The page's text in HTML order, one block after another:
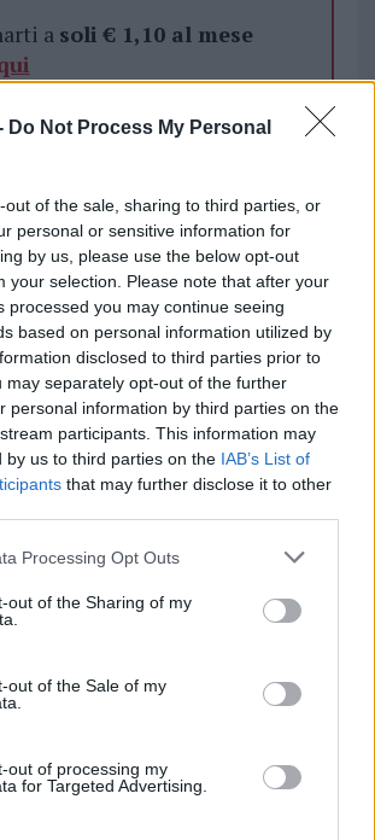
Do Not Process My Personal
out of the sale, sharing to third parties, or
personal or sensitive information for
by us, please use the below opt-out
your selection. Please note that after your
processed you may continue seeing
based on personal information utilized by
disclosed to third parties prior to
may separately opt-out of the further
personal information by third parties on the
participants. This information may
by us to third parties on the IAB’s List of
that may further disclose it to other
website/app uses one or more Google
visit or usage behaviour. You may click to
to Google and its third-party tags to
below specified purposes in below Google
Processing Opt Outs
out of the Sharing of my
out of the Sale of my
out of processing my
for Targeted Advertising.
a soli € 1,10 al mese
l'accesso andando nella
dal menù del sito o
Costa Smeralda Aga Khan
Regina Costa Smeralda
Inviaci le tue segnalazioni,
i tuoi video e le tue foto
Su WhatsApp al numero +39
345 356 7512
Notizie in tempo reale?
Entra nel canale telegram di